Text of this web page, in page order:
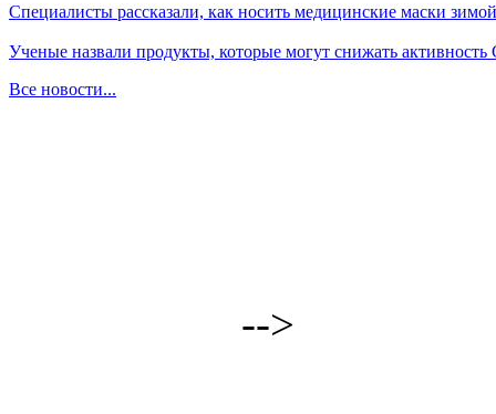
Специалисты рассказали, как носить медицинские маски зимой
Ученые назвали продукты, которые могут снижать
Все новости...
-->